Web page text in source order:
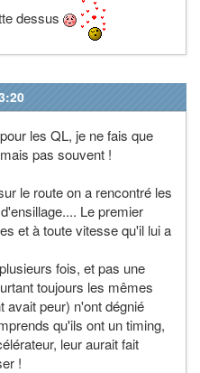
dessus
les QL, je ne fais que
pas souvent !
le route on a rencontré les
Le premier
et à toute vitesse qu'il lui a
fois, et pas une
toujours les mêmes
avait peur) n'ont dégnié
qu'ils ont un timing,
leur aurait fait
!